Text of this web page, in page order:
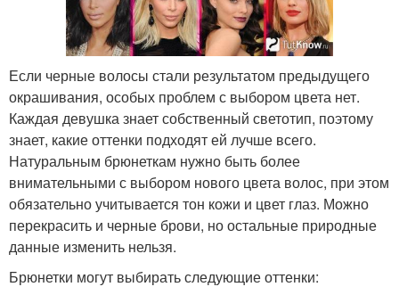
Если черные волосы стали результатом предыдущего
окрашивания, особых проблем с выбором цвета нет.
Каждая девушка знает собственный светотип, поэтому
знает, какие оттенки подходят ей лучше всего.
Натуральным брюнеткам нужно быть более
внимательными с выбором нового цвета волос, при этом
обязательно учитывается тон кожи и цвет глаз. Можно
перекрасить и черные брови, но остальные природные
данные изменить нельзя.
Брюнетки могут выбирать следующие оттенки: